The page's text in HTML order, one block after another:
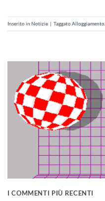
Inserito in Notizie | TaggatoAlloggiamento
I COMMENTI PIÙ RECENTI